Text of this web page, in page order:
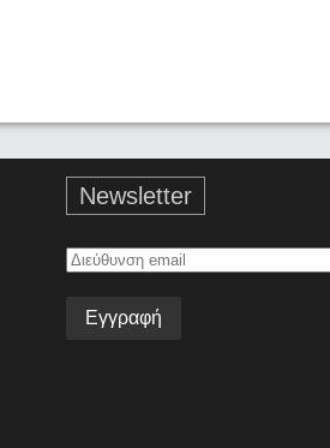
Newsletter
Διεύθυνση